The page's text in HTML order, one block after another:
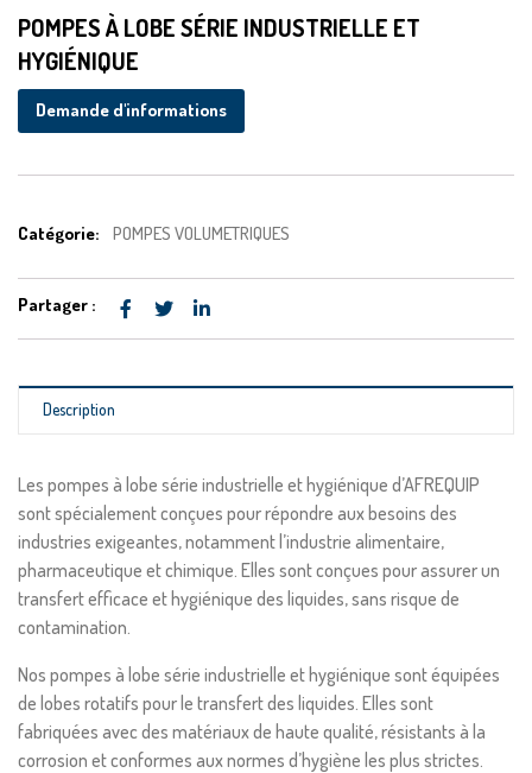
POMPES À LOBE SÉRIE INDUSTRIELLE ET
HYGIÉNIQUE
Demande d'informations
Catégorie: POMPES VOLUMETRIQUES
Partager :
Description
Les pompes à lobe série industrielle et hygiénique d’AFREQUIP
sont spécialement conçues pour répondre aux besoins des
industries exigeantes, notamment l’industrie alimentaire,
pharmaceutique et chimique. Elles sont conçues pour assurer un
transfert efficace et hygiénique des liquides, sans risque de
contamination.
Nos pompes à lobe série industrielle et hygiénique sont équipées
de lobes rotatifs pour le transfert des liquides. Elles sont
fabriquées avec des matériaux de haute qualité, résistants à la
corrosion et conformes aux normes d’hygiène les plus strictes.